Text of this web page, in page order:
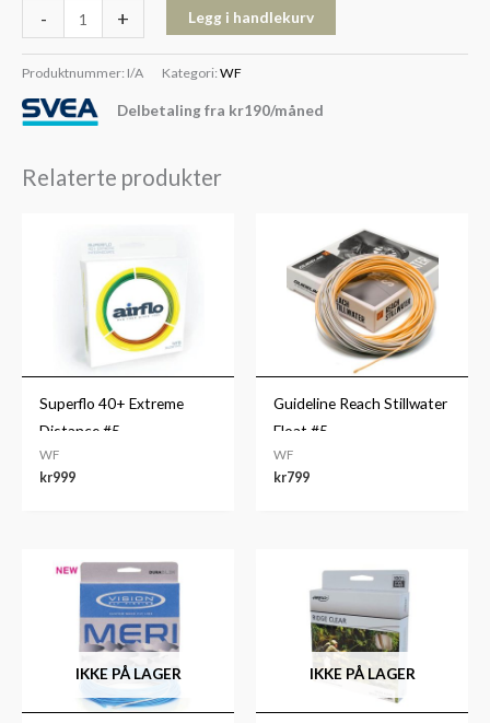
- + Legg i handlekurv
Produktnummer: I/A Kategori: WF
Delbetaling fra kr190/måned
Relaterte produkter
Superflo 40+ Extreme
Distance #5
WF
kr999
Guideline Reach Stillwater
Float #5
WF
kr799
IKKE PÅ LAGER IKKE PÅ LAGER